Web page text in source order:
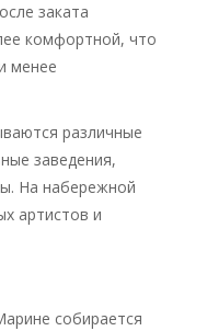
заката
комфортной, что
менее
различные
заведения,
На набережной
артистов и
собирается